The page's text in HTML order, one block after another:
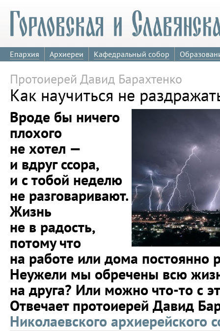
Епархия Архиереи Кафедральный собор
Протоиерей Давид Барахтенко
Как научиться не
Вроде бы ничего
плохого
не хотел —
и вдруг ссора,
и с тобой неделю
не разговаривают.
Жизнь
не в радость,
потому что
на работе или дома постоянно
Неужели мы обречены всю
на друга? Или можно что-то с
Отвечает протоиерей Давид
Николаевского архиерейского